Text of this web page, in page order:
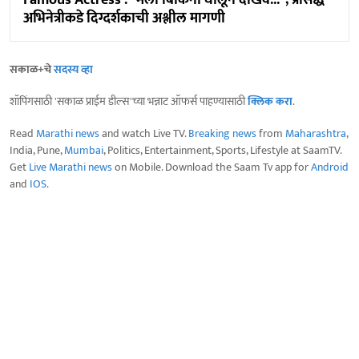
अभिनेत्रीकडे दिग्दर्शकाची अश्लील मागणी
सकाळ+चेसदस्य व्हा
शॉपिंगसाठी 'सकाळ प्राईम डील्स'च्या भन्नाट ऑफर्स पाहण्यासाठीक्लिक करा.
Read Marathi newsand watch Live TV.Breaking newsfrom Maharashtra,
India, Pune,Mumbai, Politics, Entertainment, Sports, Lifestyle at SaamTV.
GetLive Marathi newson Mobile. Download the Saam Tv app forAndroid
and IOS.